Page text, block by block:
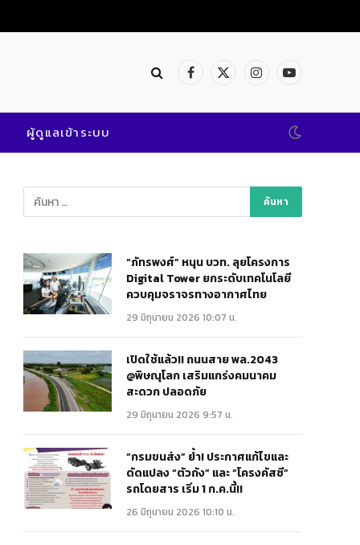
Facebook
X
InstagramYouTube
ผู้ดูแลเข้าระบบ
“ภัทรพงศ์” หนุน บวท. ลุยโครงการ
Digital Tower ยกระดับเทคโนโลยี
ควบคุมจราจรทางอากาศไทย
29 มิถุนายน 2026 10:07 น.
เปิดใช้แล้ว!! ถนนสาย พล.2043
@พิษณุโลก เสริมแกร่งคมนาคม
สะดวก ปลอดภัย
29 มิถุนายน 2026 9:57 น.
“กรมขนส่ง” ย้ำ! ประกาศแก้ไขและ
ดัดแปลง “ตัวถัง” และ “โครงคัสซี”
รถโดยสาร เริ่ม 1 ก.ค.นี้!!
26 มิถุนายน 2026 10:10 น.